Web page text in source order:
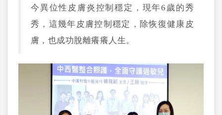
今異位性皮膚炎控制穩定，現年6歲的秀
秀，這幾年皮膚控制穩定，除恢復健康皮
膚，也成功脫離癢癢人生。